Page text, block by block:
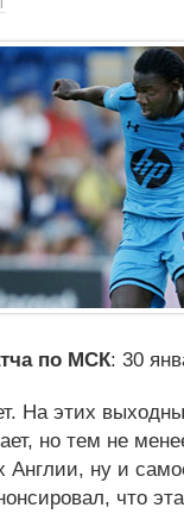
по МСК: 30
На этих
но тем не
Англии, ну и
что